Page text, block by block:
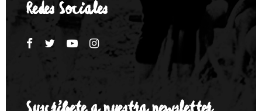
Redes Sociales